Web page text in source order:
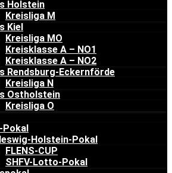
Holstein
Kreisliga M
Kiel
Kreisliga MO
Kreisklasse A – NO1
Kreisklasse A – NO2
Rendsburg-Eckernförde
Kreisliga N
Ostholstein
Kreisliga O
Pokal
Holstein-Pokal
FLENS-CUP
SHFV-Lotto-Pokal